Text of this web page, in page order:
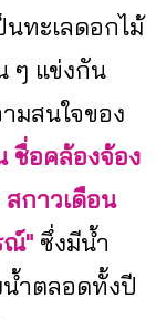
นทะเลดอกไม้
ๆ แข่งกัน
มสนใจของ
ชื่อคล้องจ้อง
สกาวเดือน
ณ์" ซึ่งมีน้ำ
น้ำตลอดทั้งปี